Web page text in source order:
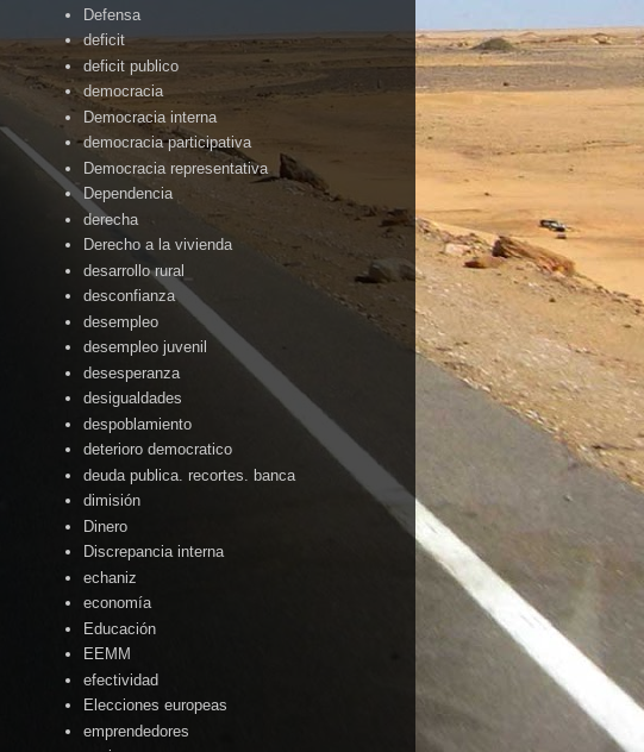
Defensa
deficit
deficit publico
democracia
Democracia interna
democracia participativa
Democracia representativa
Dependencia
derecha
Derecho a la vivienda
desarrollo rural
desconfianza
desempleo
desempleo juvenil
desesperanza
desigualdades
despoblamiento
deterioro democratico
deuda publica. recortes. banca
dimisión
Dinero
Discrepancia interna
echaniz
economía
Educación
EEMM
efectividad
Elecciones europeas
emprendedores